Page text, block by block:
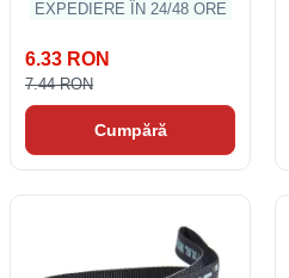
EXPEDIERE ÎN 24/48 ORE
6.33 RON
7.44 RON
Cumpără